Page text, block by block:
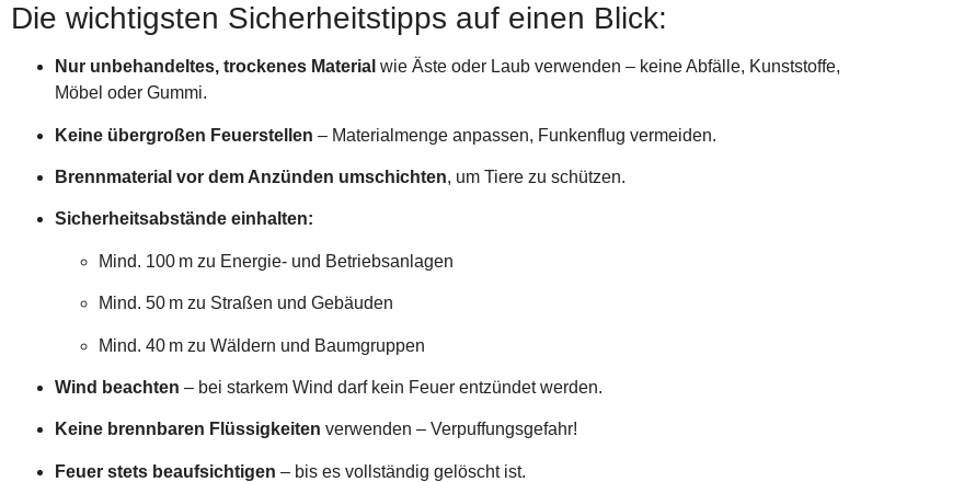
Die wichtigsten Sicherheitstipps auf einen Blick:
Nur unbehandeltes, trockenes Material wie Äste oder Laub verwenden – keine Abfälle, Kunststoffe,
Möbel oder Gummi.
Keine übergroßen Feuerstellen – Materialmenge anpassen, Funkenflug vermeiden.
Brennmaterial vor dem Anzünden umschichten, um Tiere zu schützen.
Sicherheitsabstände einhalten:
Mind. 100 m zu Energie- und Betriebsanlagen
Mind. 50 m zu Straßen und Gebäuden
Mind. 40 m zu Wäldern und Baumgruppen
Wind beachten – bei starkem Wind darf kein Feuer entzündet werden.
Keine brennbaren Flüssigkeiten verwenden – Verpuffungsgefahr!
Feuer stets beaufsichtigen – bis es vollständig gelöscht ist.